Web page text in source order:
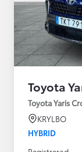
Toyota
Toyota Yaris
KRYLBO
HYBRID